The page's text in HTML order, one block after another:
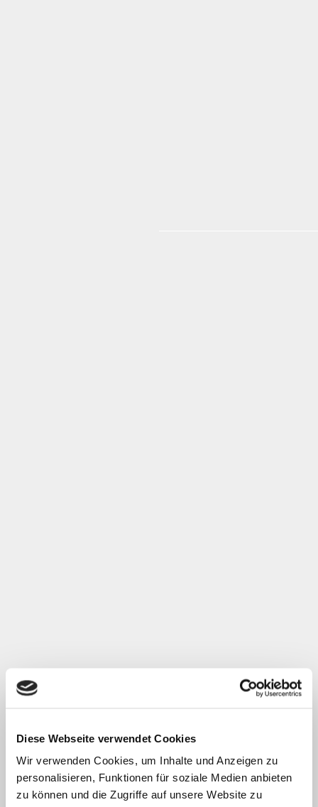
Diese Webseite verwendet Cookies
Wir verwenden Cookies, um Inhalte und Anzeigen zu
personalisieren, Funktionen für soziale Medien anbieten
zu können und die Zugriffe auf unsere Website zu